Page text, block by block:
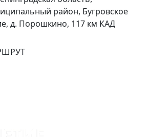
район, Бугровское
д. Порошкино, 117 км КАД